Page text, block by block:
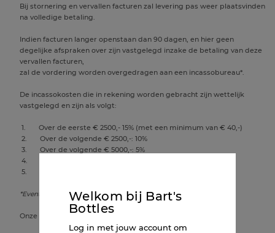
Bij stornering en vervallen facturen zal levering pas weer plaatsvinden
na volledige betaling.
Indien facturen langer openstaan dan 90 dagen, en hier geen
degelijke afspraken over zijn vastgelegd inzake de betaling van deze
vervallen facturen,
zal de vordering worden overgedragen aan een incassobureau*.
De incassokosten die in rekening worden gebracht zijn wettelijk
vastgelegd en zijn als volgt:
1. Over de eerste € 2500,- 15% (met een minimum van € 40,-)
2. Over de volgende € 2500,-: 10%
3. Over de volgende € 5000,-: 5%
4. Over de volgende € 190.000,-: 1%
5. Alles daarboven: 0,5% (met een maximum van € 6775,-)
*Eventuele incassokosten komen voor rekening van de afnemer.
Onze bedrijfsgegevens zijn:
Welkom bij Bart's
Bottles
Log in met jouw account om